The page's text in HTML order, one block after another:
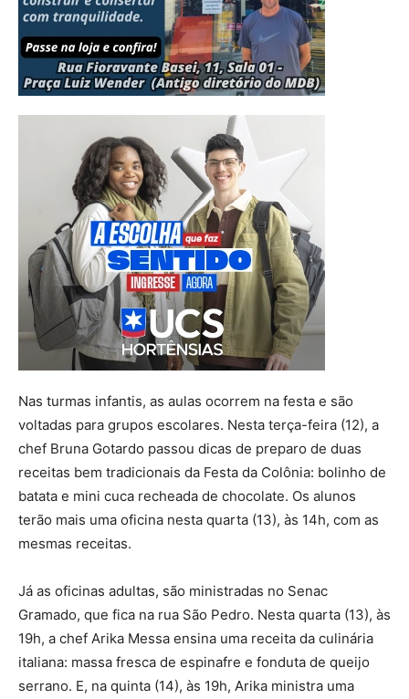
Nas turmas infantis, as aulas ocorrem na festa e são
voltadas para grupos escolares. Nesta terça-feira (12), a
chef Bruna Gotardo passou dicas de preparo de duas
receitas bem tradicionais da Festa da Colônia: bolinho de
batata e mini cuca recheada de chocolate. Os alunos
terão mais uma oficina nesta quarta (13), às 14h, com as
mesmas receitas.
Já as oficinas adultas, são ministradas no Senac
Gramado, que fica na rua São Pedro. Nesta quarta (13), às
19h, a chef Arika Messa ensina uma receita da culinária
italiana: massa fresca de espinafre e fonduta de queijo
serrano. E, na quinta (14), às 19h, Arika ministra uma